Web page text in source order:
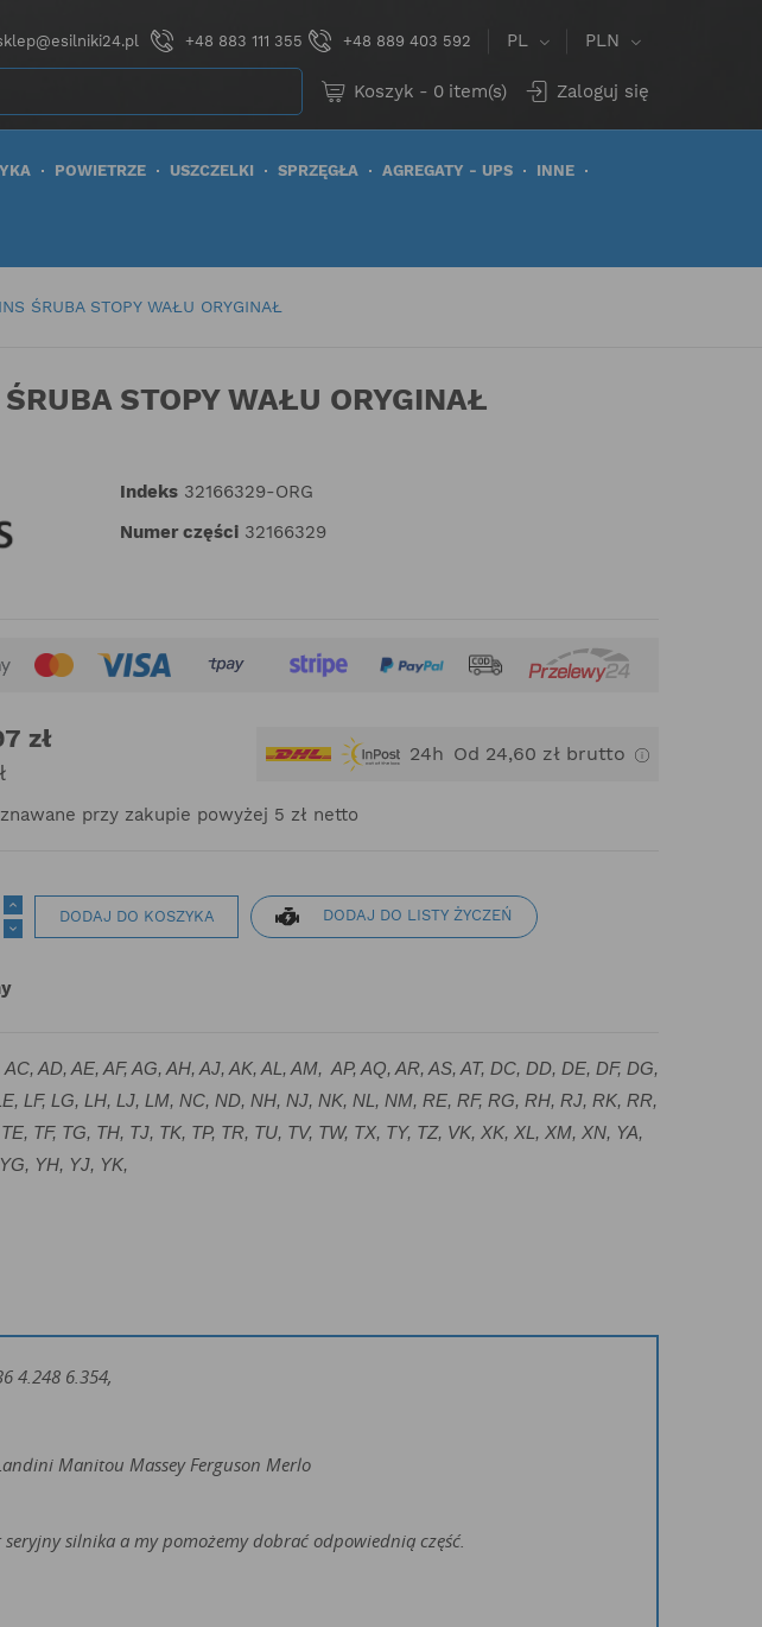
+48 883 111 355 +48 889 403 592 PL PLN
Koszyk - 0 item(s) Zaloguj się
POWIETRZE USZCZELKI SPRZĘGŁA AGREGATY - UPS INNE
ŚRUBA STOPY WAŁU ORYGINAŁ
STOPY WAŁU ORYGINAŁ
Indeks 32166329-ORG
Numer części 32166329
zł
24h Od 24,60 zł brutto
przy zakupie powyżej 5 zł netto
DODAJ DO KOSZYKA DODAJ DO LISTY ŻYCZEŃ
AC, AD, AE, AF, AG, AH, AJ, AK, AL, AM, AP, AQ, AR, AS, AT, DC, DD, DE, DF, DG,
LF, LG, LH, LJ, LM, NC, ND, NH, NJ, NK, NL, NM, RE, RF, RG, RH, RJ, RK, RR,
TF, TG, TH, TJ, TK, TP, TR, TU, TV, TW, TX, TY, TZ, VK, XK, XL, XM, XN, YA,
YH, YJ, YK,
4.248 6.354,
Manitou Massey Ferguson Merlo
silnika a my pomożemy dobrać odpowiednią część.